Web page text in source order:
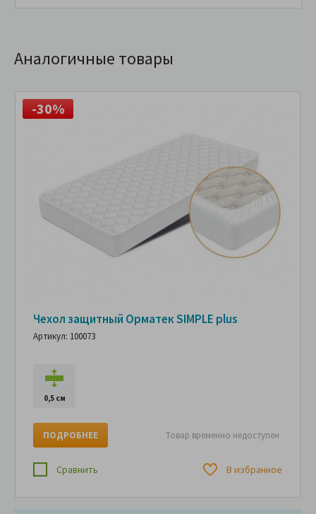
Аналогичные товары
-30%
Чехол защитный Орматек SIMPLE plus
Артикул: 100073
0,5 см
Товар временно недоступен
ПОДРОБНЕЕ
Сравнить В избранное